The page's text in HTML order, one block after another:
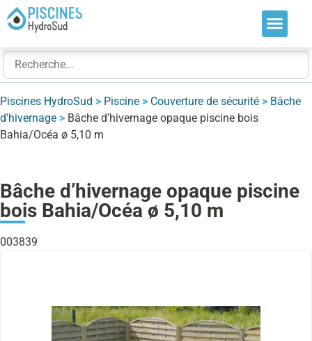
Piscines HydroSud > Piscine > Couverture de sécurité > Bâche
d'hivernage > Bâche d’hivernage opaque piscine bois
Bahia/Océa ø 5,10 m
Bâche d’hivernage opaque piscine
bois Bahia/Océa ø 5,10 m
003839